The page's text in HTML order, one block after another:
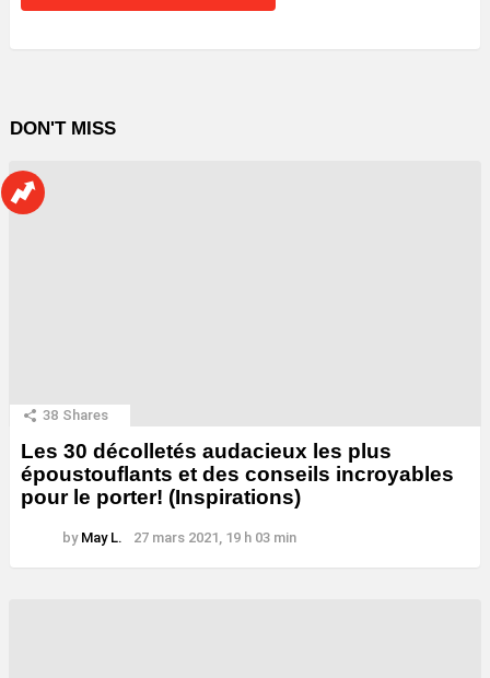
DON'T MISS
38 Shares
Les 30 décolletés audacieux les plus
époustouflants et des conseils incroyables
pour le porter! (Inspirations)
by May L. 27 mars 2021, 19 h 03 min